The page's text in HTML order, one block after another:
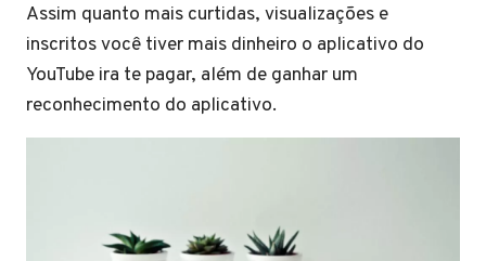
Assim quanto mais curtidas, visualizações e
inscritos você tiver mais dinheiro o aplicativo do
YouTube ira te pagar, além de ganhar um
reconhecimento do aplicativo.